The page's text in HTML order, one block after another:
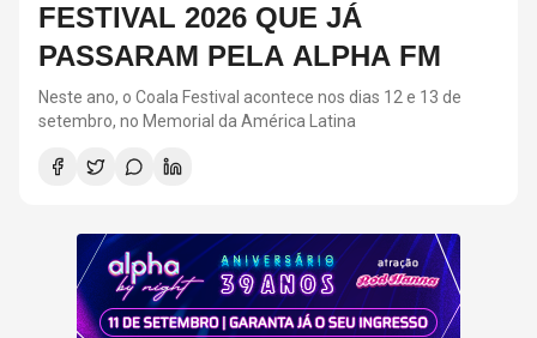
VOLTAR AOS ESTÚDIOS EM
BREVE, DIZ ANTHONY KIEDIS
O último álbum da banda foi lançado em 2022